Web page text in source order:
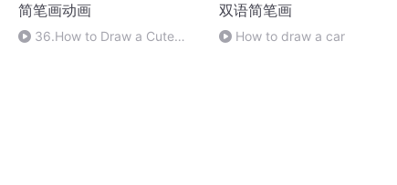
简笔画动画
36.How to Draw a Cute
双语简笔画
How to draw a car